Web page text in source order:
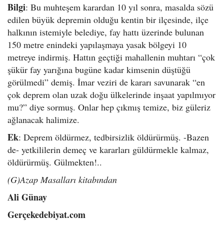
Bilgi: Bu muhteşem karardan 10 yıl sonra, masalda sözü
edilen büyük depremin olduğu kentin bir ilçesinde, ilçe
halkının istemiyle belediye, fay hattı üzerinde bulunan
150 metre enindeki yapılaşmaya yasak bölgeyi 10
metreye indirmiş. Hattın geçtiği mahallenin muhtarı “çok
şükür fay yarığına bugüne kadar kimsenin düştüğü
görülmedi” demiş. İmar veziri de kararı savunarak “en
çok deprem olan uzak doğu ülkelerinde inşaat yapılmıyor
mu?” diye sormuş. Onlar hep çıkmış temize, biz güleriz
ağlanacak halimize.
Ek: Deprem öldürmez, tedbirsizlik öldürürmüş. -Bazen
de- yetkililerin demeç ve kararları güldürmekle kalmaz,
öldürürmüş. Gülmekten!..
(G)Azap Masalları kitabından
Ali Günay
Gerçekedebiyat.com